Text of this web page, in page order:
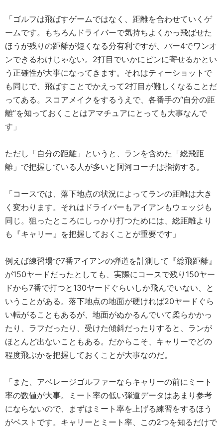
「ゴルフは飛ばすゲームではなく、距離を合わせていくゲ
ームです。もちろんドライバーで気持ちよくかっ飛ばせた
ほうが残りの距離が短くなる分有利ですが、パー4でワンオ
ンできるわけじゃない。2打目でいかにピンに寄せるかとい
う正確性が大事になってきます。それはティーショットで
も同じで、飛ばすことでかえって2打目が難しくなることだ
ってある。スコアメイクをするうえで、各番手の“自分の距
離”を知っておくことはアマチュアにとっても大事なんで
す」
ただし「自分の距離」というと、ランを含めた「総飛距
離」で把握している人が多いと阿河コーチは指摘する。
「コースでは、落下地点の状況によってランの距離は大き
く変わります。それはドライバーもアイアンもウェッジも
同じ。狙ったところにしっかり打つためには、総距離より
も『キャリー』を把握しておくことが重要です」
例えば練習場で7番アイアンの弾道を計測して『総飛距離』
が150ヤードだったとしても、実際にコースで残り150ヤー
ドから7番で打つと130ヤードぐらいしか飛んでいない、と
いうことがある。落下地点の地面が硬ければ20ヤードぐら
い転がることもあるが、地面がぬかるんでいて柔らかかっ
たり、ラフだったり、受けた傾斜だったりすると、ランが
ほとんど出ないこともある。だからこそ、キャリーでどの
程度飛ぶかを把握しておくことが大事なのだ。
「また、アベレージゴルファーならキャリーの前にミート
率の数値が大事。ミート率の低い弾道データはあまり参考
にならないので、まずはミート率を上げる練習をするほう
がベストです。キャリーとミート率、この2つを知るだけで